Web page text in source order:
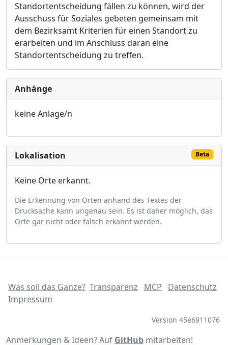
Standortentscheidung fällen zu können, wird der
Ausschuss für Soziales gebeten gemeinsam mit
dem Bezirksamt Kriterien für einen Standort zu
erarbeiten und im Anschluss daran eine
Standortentscheidung zu treffen.
Anhänge
keine Anlage/n
Lokalisation Beta
Keine Orte erkannt.
Die Erkennung von Orten anhand des Textes der
Drucksache kann ungenau sein. Es ist daher möglich, das
Orte gar nicht oder falsch erkannt werden.
Was soll das Ganze? Transparenz MCP
Datenschutz
Impressum
Version 45e6911076
Anmerkungen & Ideen? Auf GitHub mitarbeiten!